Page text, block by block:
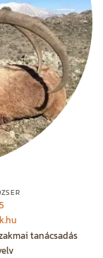
tanácsadás